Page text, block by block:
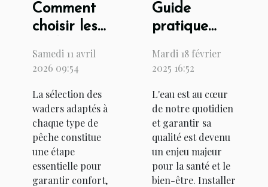
Comment
choisir les
parfaits
type de
pêche ?
Samedi 11 avril
2026 09:54
La sélection des
waders adaptés à
chaque type de
pêche constitue
une étape
essentielle pour
garantir confort,
Guide
pratique
l'installation
système de
filtration
d'eau chez
soi
Mardi 18 février
2025 16:52
L'eau est au cœur
de notre quotidien
et garantir sa
qualité est devenu
un enjeu majeur
pour la santé et le
bien-être. Installer